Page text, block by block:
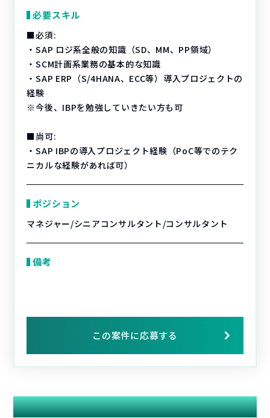
必要スキル
■必須:
・SAP ロジ系全般の知識（SD、MM、PP領域）
・SCM計画系業務の基本的な知識
・SAP ERP（S/4HANA、ECC等）導入プロジェクトの
経験
※今後、IBPを勉強していきたい方も可
■尚可:
・SAP IBPの導入プロジェクト経験（PoC等でのテク
ニカルな経験があれば可）
ポジション
マネジャー/シニアコンサルタント/コンサルタント
備考
この案件に応募する
関連する案件